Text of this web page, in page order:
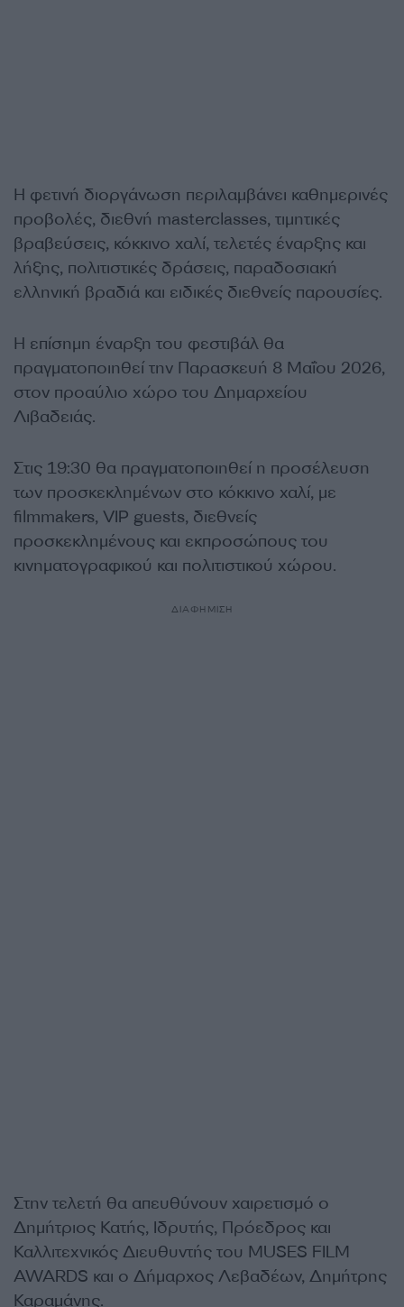
Η φετινή διοργάνωση περιλαμβάνει καθημερινές
προβολές, διεθνή masterclasses, τιμητικές
βραβεύσεις, κόκκινο χαλί, τελετές έναρξης και
λήξης, πολιτιστικές δράσεις, παραδοσιακή
ελληνική βραδιά και ειδικές διεθνείς παρουσίες.
Η επίσημη έναρξη του φεστιβάλ θα
πραγματοποιηθεί την Παρασκευή 8 Μαΐου 2026,
στον προαύλιο χώρο του Δημαρχείου
Λιβαδειάς.
Στις 19:30 θα πραγματοποιηθεί η προσέλευση
των προσκεκλημένων στο κόκκινο χαλί, με
filmmakers, VIP guests, διεθνείς
προσκεκλημένους και εκπροσώπους του
κινηματογραφικού και πολιτιστικού χώρου.
ΔΙΑΦΗΜΙΣΗ
Στην τελετή θα απευθύνουν χαιρετισμό ο
Δημήτριος Κατής, Ιδρυτής, Πρόεδρος και
Καλλιτεχνικός Διευθυντής του MUSES FILM
AWARDS και ο Δήμαρχος Λεβαδέων, Δημήτρης
Καραμάνης.